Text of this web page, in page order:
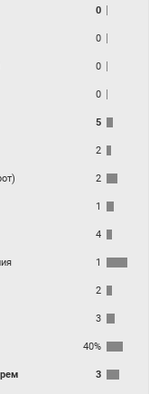
0
0
0
0
5
2
2
1
4
1
2
3
40%
3